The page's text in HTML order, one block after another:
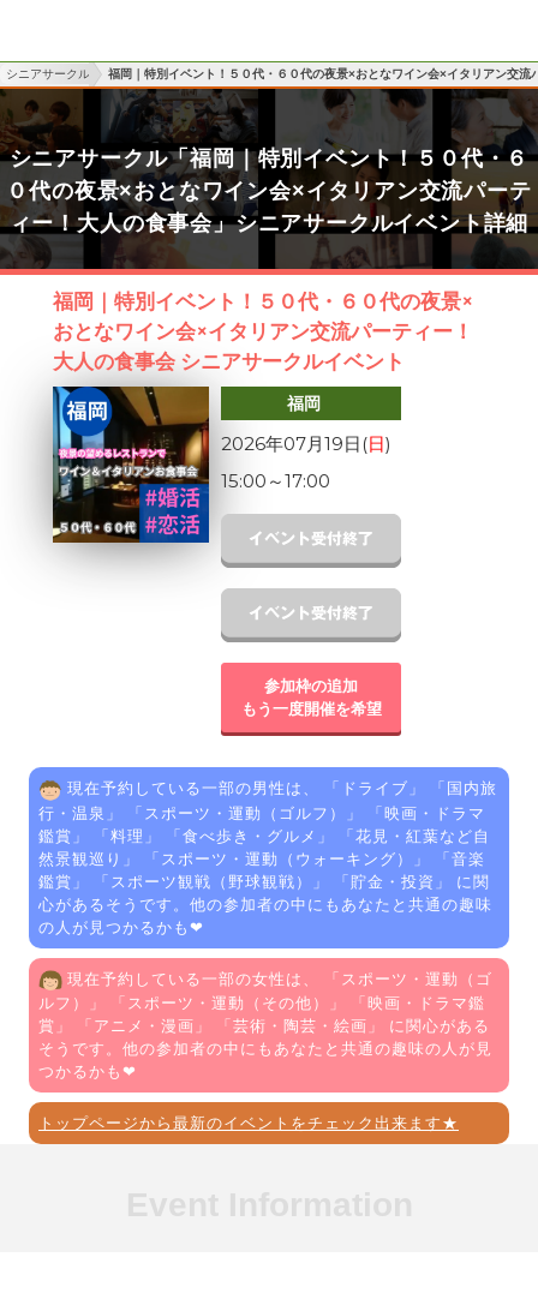
シニアサークル 福岡｜特別イベント！５０代・６０代の夜景×おとなワイン会×イタリアン交流
シニアサークル「福岡｜特別イベント！５０代・６
０代の夜景×おとなワイン会×イタリアン交流パーテ
ィー！大人の食事会」シニアサークルイベント詳細
福岡｜特別イベント！５０代・６０代の夜景×
おとなワイン会×イタリアン交流パーティー！
大人の食事会 シニアサークルイベント
福岡
2026年07月19日(日)
15:00 ～17:00
参加枠の追加
もう一度開催を希望
現在予約している一部の男性は、 「 ドライブ 」 「国内旅
行・温泉 」 「 スポーツ・運動（ゴルフ） 」 「映画・ドラマ
鑑賞 」 「料理 」 「食べ歩き・グルメ 」 「花見・紅葉など自
然景観巡り 」 「 スポーツ・運動（ウォーキング） 」 「音楽
鑑賞 」 「 スポーツ観戦（野球観戦） 」 「貯金・投資 」 に関
心があるそうです。他の参加者の中にもあなたと共通の趣味
の人が見つかるかも❤
現在予約している一部の女性は、 「 スポーツ・運動（ゴ
ルフ）
」 「 スポーツ・運動（その他） 」 「映画・ドラマ鑑
賞 」 「アニメ・漫画 」 「芸術・陶芸・絵画 」 に関心がある
そうです。他の参加者の中にもあなたと共通の趣味の人が見
つかるかも❤
トップページから最新のイベントをチェック出来ます★